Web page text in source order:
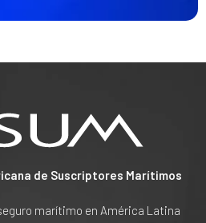
de Suscriptores Marítimos
marítimo en América Latina